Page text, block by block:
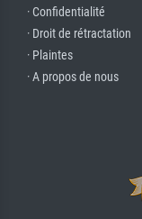
· Confidentialité
· Droit de rétractation
· Plaintes
· A propos de nous